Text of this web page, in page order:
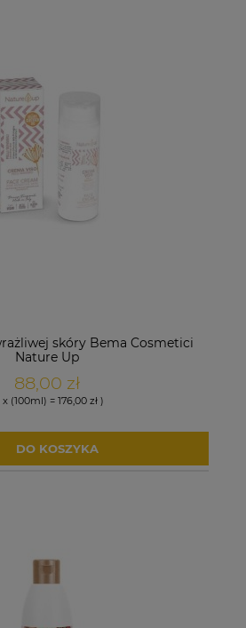
skóry Bema Cosmetici
Nature Up
88,00 zł
x (100ml) = 176,00 zł )
DO KOSZYKA